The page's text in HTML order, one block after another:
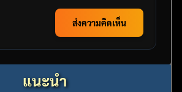
ส่งความคิดเห็น
แนะนำ